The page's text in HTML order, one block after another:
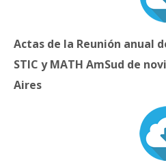
Actas de la Reunión anual
STIC y MATH AmSud de
Aires